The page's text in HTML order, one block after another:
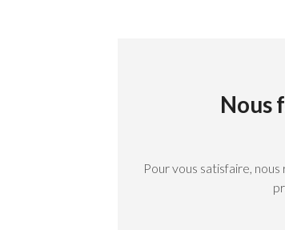
Nous
Pour vous satisfaire,